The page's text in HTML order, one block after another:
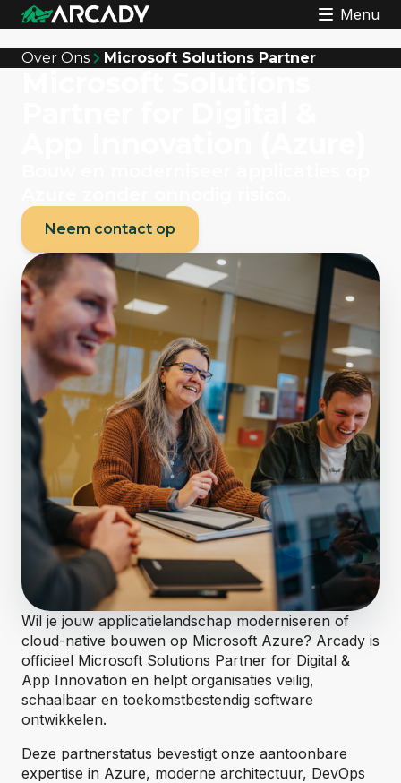
Menu
Over Ons Microsoft Solutions Partner
Neem contact op
Wil je jouw applicatielandschap moderniseren of
cloud-native bouwen op Microsoft Azure? Arcady is
officieel Microsoft Solutions Partner for Digital &
App Innovation en helpt organisaties veilig,
schaalbaar en toekomstbestendig software
ontwikkelen.
Deze partnerstatus bevestigt onze aantoonbare
expertise in Azure, moderne architectuur, DevOps